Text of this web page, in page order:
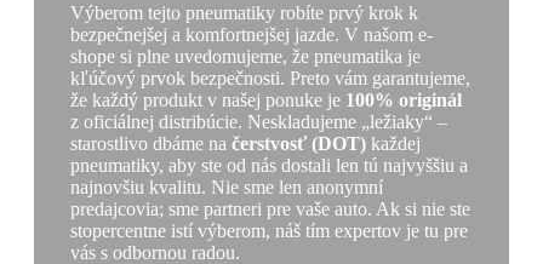
Výberom tejto pneumatiky robíte prvý krok k
bezpečnejšej a komfortnejšej jazde. V našom e-
shope si plne uvedomujeme, že pneumatika je
kľúčový prvok bezpečnosti. Preto vám garantujeme,
že každý produkt v našej ponuke je 100% originál
z oficiálnej distribúcie. Neskladujeme „ležiaky“ –
starostlivo dbáme na čerstvosť (DOT) každej
pneumatiky, aby ste od nás dostali len tú najvyššiu a
najnovšiu kvalitu. Nie sme len anonymní
predajcovia; sme partneri pre vaše auto. Ak si nie ste
stopercentne istí výberom, náš tím expertov je tu pre
vás s odbornou radou.